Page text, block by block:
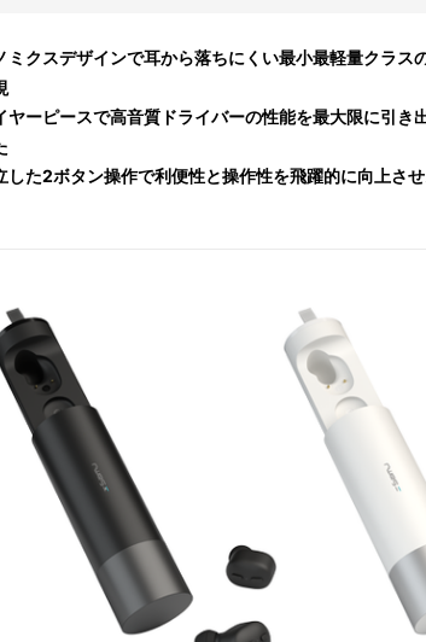
ミクスデザインで耳から落ちにくい最小最軽量クラス
ヤーピースで高音質ドライバーの性能を最大限に引き
した2ボタン操作で利便性と操作性を飛躍的に向上さ